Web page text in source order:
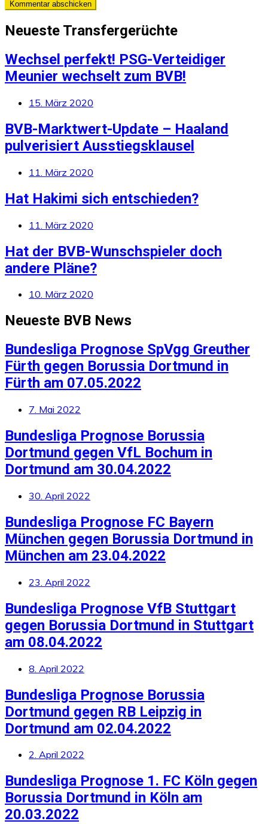
Neueste Transfergerüchte
Wechsel perfekt! PSG-Verteidiger
Meunier wechselt zum BVB!
15. März 2020
BVB-Marktwert-Update – Haaland
pulverisiert Ausstiegsklausel
11. März 2020
Hat Hakimi sich entschieden?
11. März 2020
Hat der BVB-Wunschspieler doch
andere Pläne?
10. März 2020
Neueste BVB News
Bundesliga Prognose SpVgg Greuther
Fürth gegen Borussia Dortmund in
Fürth am 07.05.2022
7. Mai 2022
Bundesliga Prognose Borussia
Dortmund gegen VfL Bochum in
Dortmund am 30.04.2022
30. April 2022
Bundesliga Prognose FC Bayern
München gegen Borussia Dortmund in
München am 23.04.2022
23. April 2022
Bundesliga Prognose VfB Stuttgart
gegen Borussia Dortmund in Stuttgart
am 08.04.2022
8. April 2022
Bundesliga Prognose Borussia
Dortmund gegen RB Leipzig in
Dortmund am 02.04.2022
2. April 2022
Bundesliga Prognose 1. FC Köln gegen
Borussia Dortmund in Köln am
20.03.2022